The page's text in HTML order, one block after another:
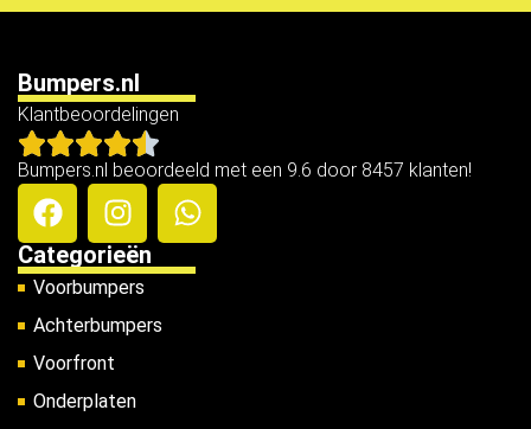
Bumpers.nl
Klantbeoordelingen
Bumpers.nl beoordeeld met een 9.6 door 8457 klanten!
Categorieën
Voorbumpers
Achterbumpers
Voorfront
Onderplaten